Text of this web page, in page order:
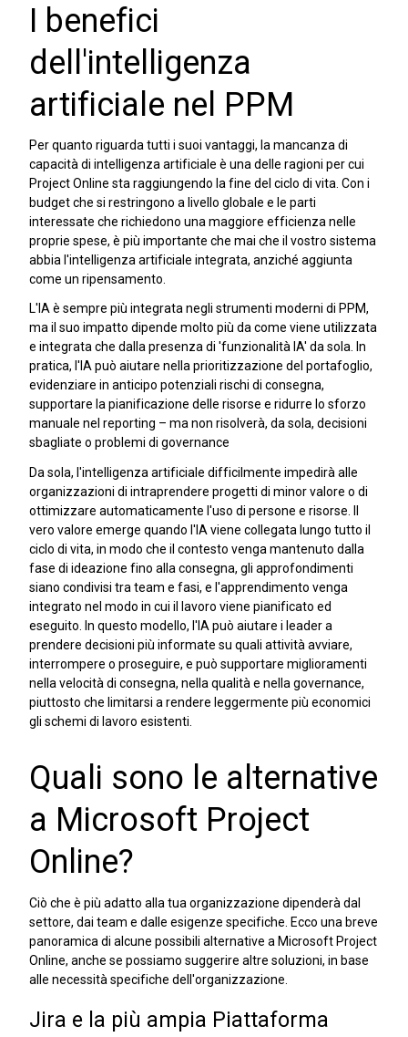
I benefici
dell'intelligenza
artificiale nel PPM
Per quanto riguarda tutti i suoi vantaggi, la mancanza di
capacità di intelligenza artificiale è una delle ragioni per cui
Project Online sta raggiungendo la fine del ciclo di vita. Con i
budget che si restringono a livello globale e le parti
interessate che richiedono una maggiore efficienza nelle
proprie spese, è più importante che mai che il vostro sistema
abbia l'intelligenza artificiale integrata, anziché aggiunta
come un ripensamento.
L'IA è sempre più integrata negli strumenti moderni di PPM,
ma il suo impatto dipende molto più da come viene utilizzata
e integrata che dalla presenza di 'funzionalità IA' da sola. In
pratica, l'IA può aiutare nella prioritizzazione del portafoglio,
evidenziare in anticipo potenziali rischi di consegna,
supportare la pianificazione delle risorse e ridurre lo sforzo
manuale nel reporting – ma non risolverà, da sola, decisioni
sbagliate o problemi di governance
Da sola, l'intelligenza artificiale difficilmente impedirà alle
organizzazioni di intraprendere progetti di minor valore o di
ottimizzare automaticamente l'uso di persone e risorse. Il
vero valore emerge quando l'IA viene collegata lungo tutto il
ciclo di vita, in modo che il contesto venga mantenuto dalla
fase di ideazione fino alla consegna, gli approfondimenti
siano condivisi tra team e fasi, e l'apprendimento venga
integrato nel modo in cui il lavoro viene pianificato ed
eseguito. In questo modello, l'IA può aiutare i leader a
prendere decisioni più informate su quali attività avviare,
interrompere o proseguire, e può supportare miglioramenti
nella velocità di consegna, nella qualità e nella governance,
piuttosto che limitarsi a rendere leggermente più economici
gli schemi di lavoro esistenti.
Quali sono le alternative
a Microsoft Project
Online?
Ciò che è più adatto alla tua organizzazione dipenderà dal
settore, dai team e dalle esigenze specifiche. Ecco una breve
panoramica di alcune possibili alternative a Microsoft Project
Online, anche se possiamo suggerire altre soluzioni, in base
alle necessità specifiche dell'organizzazione.
Jira e la più ampia Piattaforma